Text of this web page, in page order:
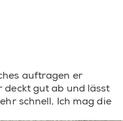
auftragen er
deckt gut ab und lässt
schnell, Ich mag die